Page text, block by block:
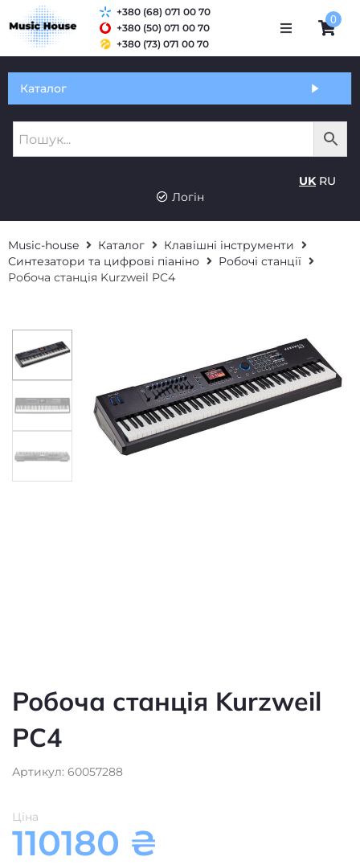
Оплата і доставка
+380 (68) 071 00 70
+380 (50) 071 00 70
+380 (73) 071 00 70
0
Каталог
UK RU
Логін
Music-house Каталог
Клавішні інструменти
Синтезатори та цифрові піаніно
Робочі станції
Робоча станція Kurzweil PC4
Робоча станція Kurzweil
PC4
Артикул: 60057288
Ціна
110180 ₴